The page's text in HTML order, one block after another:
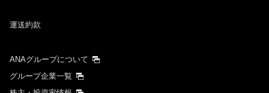
運送約款
ANAグループについて
グループ企業一覧